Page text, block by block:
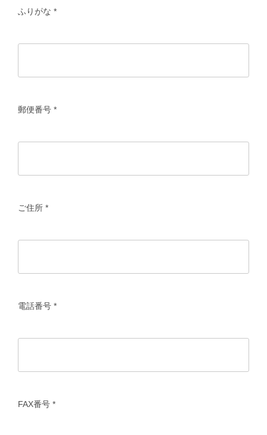
ふりがな *
郵便番号 *
ご住所 *
電話番号 *
FAX番号 *